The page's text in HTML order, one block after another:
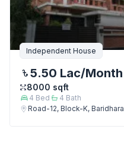
Independent House
5.50 Lac/Month
8000 sqft
4 Bed 4 Bath
Road-12, Block-K, Baridhara